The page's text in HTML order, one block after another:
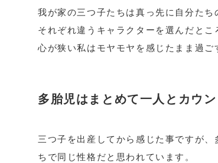
我が家の三つ子たちは真っ先に自分た
それぞれ違うキャラクターを選んだと
心が狭い私はモヤモヤを感じたまま過ご
多胎児はまとめて一人とカウン
三つ子を出産してから感じた事ですが
ちで同じ性格だと思われています。